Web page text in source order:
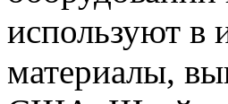
используют в
материалы,